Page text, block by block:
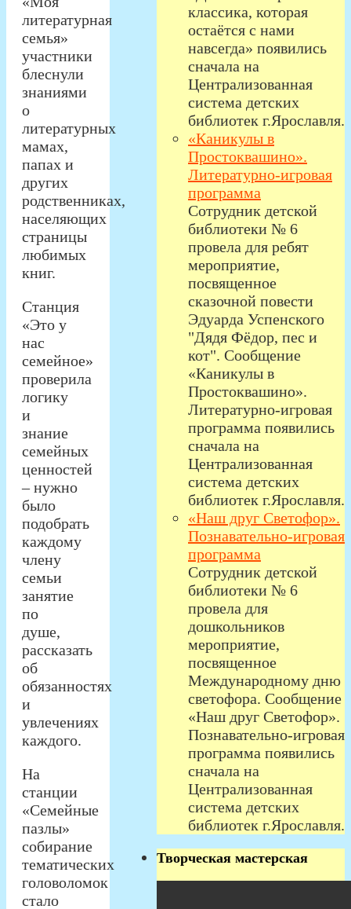
литературная
семья»
участники
блеснули
знаниями
о
литературных
мамах,
папах и
других
родственниках,
населяющих
страницы
любимых
книг.
Станция
«Это у
нас
семейное»
проверила
логику
и
знание
семейных
ценностей
– нужно
было
подобрать
каждому
члену
семьи
занятие
по
душе,
рассказать
об
обязанностях
и
увлечениях
каждого.
На
станции
«Семейные
пазлы»
cобирание
тематических
головоломок
стало
классика, которая
остаётся с нами
навсегда» появились
сначала на
Централизованная
система детских
библиотек г.Ярославля.
«Каникулы в
Простоквашино».
Литературно-игровая
программа
Сотрудник детской
библиотеки № 6
провела для ребят
мероприятие,
посвященное
сказочной повести
Эдуарда Успенского
"Дядя Фёдор, пес и
кот". Сообщение
«Каникулы в
Простоквашино».
Литературно-игровая
программа появились
сначала на
Централизованная
система детских
библиотек г.Ярославля.
«Наш друг Светофор».
Познавательно-игровая
программа
Сотрудник детской
библиотеки № 6
провела для
дошкольников
мероприятие,
посвященное
Международному дню
светофора. Сообщение
«Наш друг Светофор».
Познавательно-игровая
программа появились
сначала на
Централизованная
система детских
библиотек г.Ярославля.
Творческая мастерская